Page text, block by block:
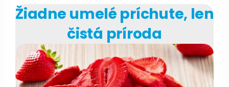
Žiadne umelé príchute, len
čistá príroda